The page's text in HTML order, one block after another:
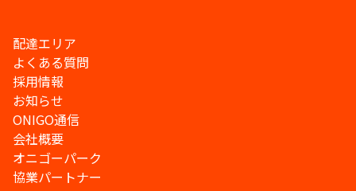
配達エリア
よくある質問
採用情報
お知らせ
ONIGO通信
会社概要
オニゴーパーク
協業パートナー